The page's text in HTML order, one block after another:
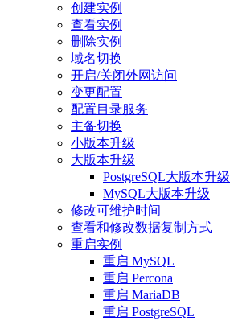
创建实例
查看实例
删除实例
域名切换
开启/关闭外网访问
变更配置
配置目录服务
主备切换
小版本升级
大版本升级
PostgreSQL大版本升级
MySQL大版本升级
修改可维护时间
查看和修改数据复制方式
重启实例
重启 MySQL
重启 Percona
重启 MariaDB
重启 PostgreSQL